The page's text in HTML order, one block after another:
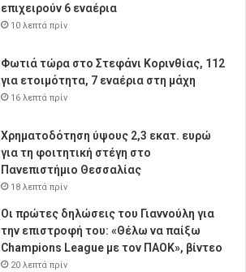
επιχειρούν 6 εναέρια
10 λεπτά πρίν
Φωτιά τώρα στο Στεφάνι Κορινθίας, 112
για ετοιμότητα, 7 εναέρια στη μάχη
16 λεπτά πρίν
Χρηματοδότηση ύψους 2,3 εκατ. ευρώ
για τη φοιτητική στέγη στο
Πανεπιστήμιο Θεσσαλίας
18 λεπτά πρίν
Οι πρώτες δηλώσεις του Γιαννούλη για
την επιστροφή του: «Θέλω να παίξω
Champions League με τον ΠΑΟΚ», βίντεο
20 λεπτά πρίν